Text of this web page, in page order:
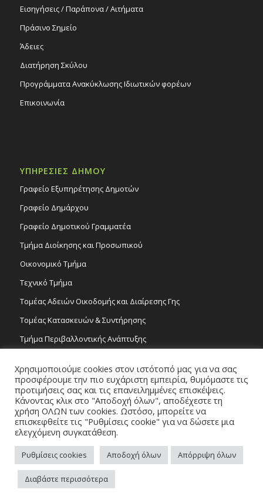
Εισηγήσεις / Παράπονα / Αιτήματα
Πράσινο Σημείο
Άδειες
Διατήρηση Σκύλου
Προγράμματα Ανακύκλωσης Ιδιωτικών φορέων
Επικοινωνία
ΥΠΗΡΕΣΙΕΣ ΔΗΜΟΥ
Γραφείο Εξυπηρέτησης Δημοτών
Γραφείο Δημάρχου
Γραφείο Δημοτικού Γραμματέα
Τμήμα Διοίκησης και Προσωπικού
Οικονομικό Τμήμα
Τεχνικό Τμήμα
Τομέας Αδειών Οικοδομής και Διαίρεσης Γης
Τομέας Κατασκευών & Συντήρησης
Τμήμα Περιβαλλοντικής Ανάπτυξης
Τομέας Γραμμάτων και Τεχνών
Τροχονομία
Copyright 2026 © Δήμος Στροβόλου, All Rights Reserved. / Powered by
NETinfo Plc
Χρησιμοποιούμε cookies στον ιστότοπό μας για να σας
προσφέρουμε την πιο ευχάριστη εμπειρία, θυμόμαστε τις
προτιμήσεις σας και τις επανειλημμένες επισκέψεις.
Κάνοντας κλικ στο "Αποδοχή όλων", αποδέχεστε τη
χρήση ΟΛΩΝ των cookies. Ωστόσο, μπορείτε να
επισκεφθείτε τις "Ρυθμίσεις cookie" για να δώσετε μια
ελεγχόμενη συγκατάθεση.
Ρυθμίσεις cookies Αποδοχή όλων Απόρριψη όλων
Διαβάστε περισσότερα